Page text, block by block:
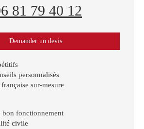
81 79 40 12
Demander un devis
personnalisés
sur-mesure
bon fonctionnement
civile